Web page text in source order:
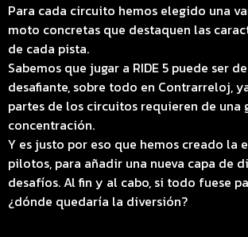
Para cada circuito hemos elegido una
moto concretas que destaquen las
de cada pista.
Sabemos que jugar a RIDE 5 puede ser
desafiante, sobre todo en Contrarreloj,
partes de los circuitos requieren de una
concentración.
Y es justo por eso que hemos creado la
pilotos, para añadir una nueva capa de
desafíos. Al fin y al cabo, si todo fuese
¿dónde quedaría la diversión?